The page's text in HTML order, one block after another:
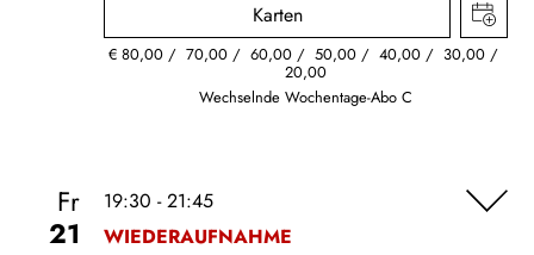
Karten
€80,00 70,00 60,00 50,00 40,00 30,00
20,00
Wechselnde Wochentage-Abo C
Fr
21
19:30 - 21:45
WIEDERAUFNAHME